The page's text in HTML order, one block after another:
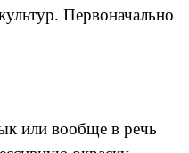
Первоначально
или вообще в речь